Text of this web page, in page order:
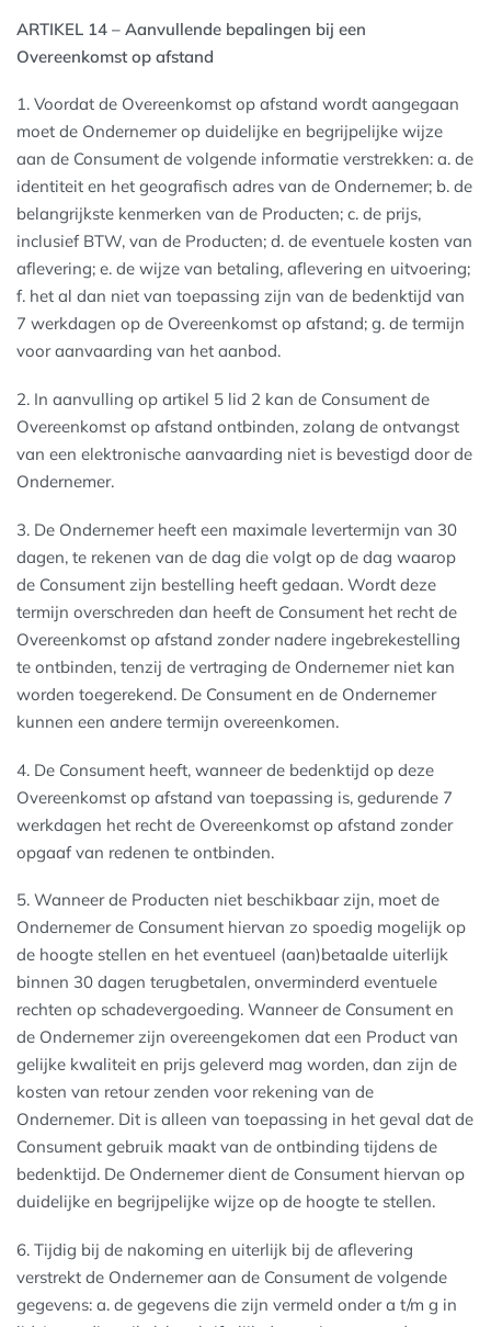
ARTIKEL 14 – Aanvullende bepalingen bij een
Overeenkomst op afstand
1. Voordat de Overeenkomst op afstand wordt aangegaan
moet de Ondernemer op duidelijke en begrijpelijke wijze
aan de Consument de volgende informatie verstrekken: a. de
identiteit en het geografisch adres van de Ondernemer; b. de
belangrijkste kenmerken van de Producten; c. de prijs,
inclusief BTW, van de Producten; d. de eventuele kosten van
aflevering; e. de wijze van betaling, aflevering en uitvoering;
f. het al dan niet van toepassing zijn van de bedenktijd van
7 werkdagen op de Overeenkomst op afstand; g. de termijn
voor aanvaarding van het aanbod.
2. In aanvulling op artikel 5 lid 2 kan de Consument de
Overeenkomst op afstand ontbinden, zolang de ontvangst
van een elektronische aanvaarding niet is bevestigd door de
Ondernemer.
3. De Ondernemer heeft een maximale levertermijn van 30
dagen, te rekenen van de dag die volgt op de dag waarop
de Consument zijn bestelling heeft gedaan. Wordt deze
termijn overschreden dan heeft de Consument het recht de
Overeenkomst op afstand zonder nadere ingebrekestelling
te ontbinden, tenzij de vertraging de Ondernemer niet kan
worden toegerekend. De Consument en de Ondernemer
kunnen een andere termijn overeenkomen.
4. De Consument heeft, wanneer de bedenktijd op deze
Overeenkomst op afstand van toepassing is, gedurende 7
werkdagen het recht de Overeenkomst op afstand zonder
opgaaf van redenen te ontbinden.
5. Wanneer de Producten niet beschikbaar zijn, moet de
Ondernemer de Consument hiervan zo spoedig mogelijk op
de hoogte stellen en het eventueel (aan)betaalde uiterlijk
binnen 30 dagen terugbetalen, onverminderd eventuele
rechten op schadevergoeding. Wanneer de Consument en
de Ondernemer zijn overeengekomen dat een Product van
gelijke kwaliteit en prijs geleverd mag worden, dan zijn de
kosten van retour zenden voor rekening van de
Ondernemer. Dit is alleen van toepassing in het geval dat de
Consument gebruik maakt van de ontbinding tijdens de
bedenktijd. De Ondernemer dient de Consument hiervan op
duidelijke en begrijpelijke wijze op de hoogte te stellen.
6. Tijdig bij de nakoming en uiterlijk bij de aflevering
verstrekt de Ondernemer aan de Consument de volgende
gegevens: a. de gegevens die zijn vermeld onder a t/m g in